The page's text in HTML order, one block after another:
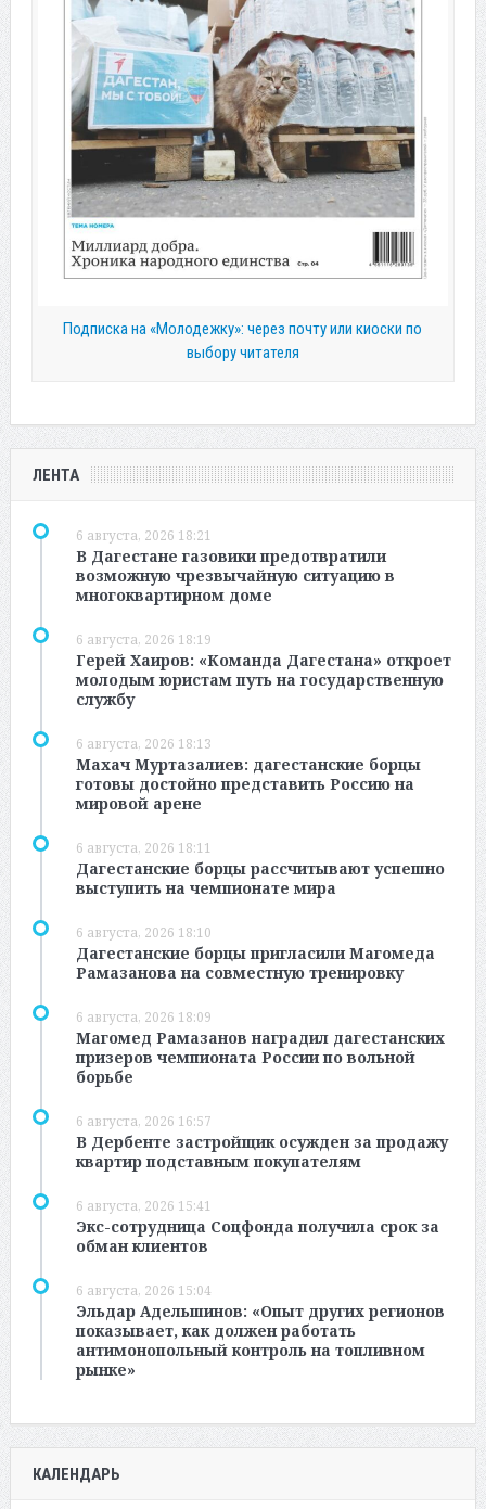
Подписка на «Молодежку»: через почту или киоски по
выбору читателя
ЛЕНТА
6 августа, 2026 18:21
В Дагестане газовики предотвратили
возможную чрезвычайную ситуацию в
многоквартирном доме
6 августа, 2026 18:19
Герей Хаиров: «Команда Дагестана» откроет
молодым юристам путь на государственную
службу
6 августа, 2026 18:13
Махач Муртазалиев: дагестанские борцы
готовы достойно представить Россию на
мировой арене
6 августа, 2026 18:11
Дагестанские борцы рассчитывают успешно
выступить на чемпионате мира
6 августа, 2026 18:10
Дагестанские борцы пригласили Магомеда
Рамазанова на совместную тренировку
6 августа, 2026 18:09
Магомед Рамазанов наградил дагестанских
призеров чемпионата России по вольной
борьбе
6 августа, 2026 16:57
В Дербенте застройщик осужден за продажу
квартир подставным покупателям
6 августа, 2026 15:41
Экс-сотрудница Соцфонда получила срок за
обман клиентов
6 августа, 2026 15:04
Эльдар Адельшинов: «Опыт других регионов
показывает, как должен работать
антимонопольный контроль на топливном
рынке»
КАЛЕНДАРЬ